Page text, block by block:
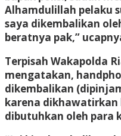
Alhamdulillah pelaku
saya dikembalikan
beratnya pak,”
Terpisah Wakapolda
mengatakan,
dikembalikan
karena dikhawatirkan
dibutuhkan oleh para